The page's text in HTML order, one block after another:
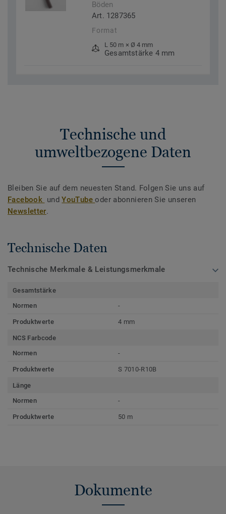
Böden
Art. 1287365
Format
L 50 m × Ø 4 mm
Gesamtstärke 4 mm
Technische und
umweltbezogene Daten
Bleiben Sie auf dem neuesten Stand. Folgen Sie uns auf
Facebook undYouTubeoder abonnieren Sie unseren
Newsletter.
Technische Daten
Technische Merkmale & Leistungsmerkmale
Gesamtstärke
Normen
-
Produktwerte 4 mm
NCS Farbcode
Normen
-
Produktwerte S 7010-R10B
Länge
Normen
-
Produktwerte 50 m
Dokumente